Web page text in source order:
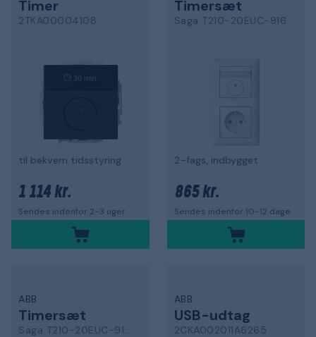
Timer
2TKA00004108
til bekvem tidsstyring
1 114 kr.
Sendes indenfor 2-3 uger
Timersæt
Saga T210-20EUC-916
2-fags, indbygget
865 kr.
Sendes indenfor 10-12 dage
ABB
Timersæt
Saga T210-20EUC-916.H
ABB
USB-udtag
2CKA002011A6265